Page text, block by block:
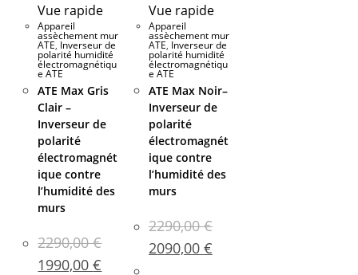
Vue rapide
Appareil
assèchement mur
ATE, Inverseur de
polarité humidité
électromagnétiqu
e ATE
ATE Max Gris
Clair –
Inverseur de
polarité
électromagnét
ique contre
l’humidité des
murs
2290,00€
1990,00€
Vue rapide
Appareil
assèchement mur
ATE, Inverseur de
polarité humidité
électromagnétiqu
e ATE
ATE Max Noir–
Inverseur de
polarité
électromagnét
ique contre
l’humidité des
murs
2290,00€
2090,00 €